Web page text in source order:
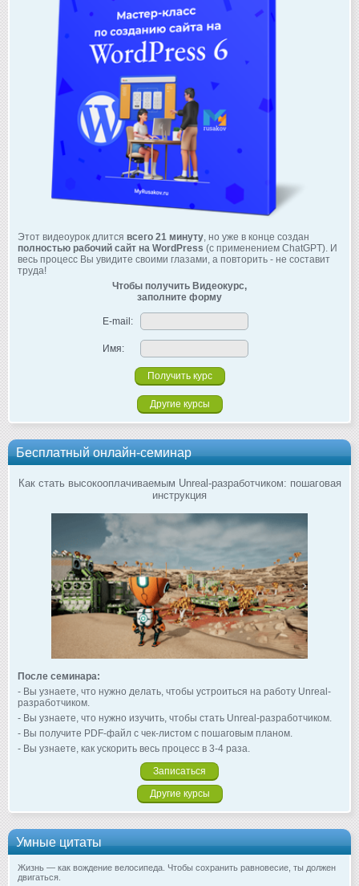
Этот видеоурок длится всего 21 минуту, но уже в конце создан
полностью рабочий сайт на WordPress (с применением ChatGPT). И
весь процесс Вы увидите своими глазами, а повторить - не составит
труда!
Чтобы получить Видеокурс,
заполните форму
E-mail:
Имя:
Другие курсы
Бесплатный онлайн-семинар
Как стать высокооплачиваемым Unreal-разработчиком: пошаговая
инструкция
После семинара:
- Вы узнаете, что нужно делать, чтобы устроиться на работу Unreal-
разработчиком.
- Вы узнаете, что нужно изучить, чтобы стать Unreal-разработчиком.
- Вы получите PDF-файл с чек-листом с пошаговым планом.
- Вы узнаете, как ускорить весь процесс в 3-4 раза.
Записаться
Другие курсы
Умные цитаты
Жизнь — как вождение велосипеда. Чтобы сохранить равновесие, ты должен
двигаться.